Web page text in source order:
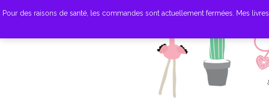
Pour des raisons de santé, les commandes sont actuellement fermées. Mes